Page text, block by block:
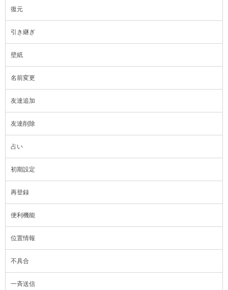
復元
引き継ぎ
壁紙
名前変更
友達追加
友達削除
占い
初期設定
再登録
便利機能
位置情報
不具合
一斉送信